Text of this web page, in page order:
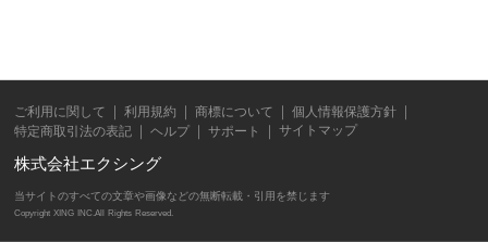
ご利用に関して 利用規約 商標について
個人情報保護方針
特定商取引法の表記
ヘルプ サポート サイトマップ
株式会社エクシング
当サイトのすべての文章や画像などの無断転載・引用を禁じます
Copyright XING INC.All Rights Reserved.